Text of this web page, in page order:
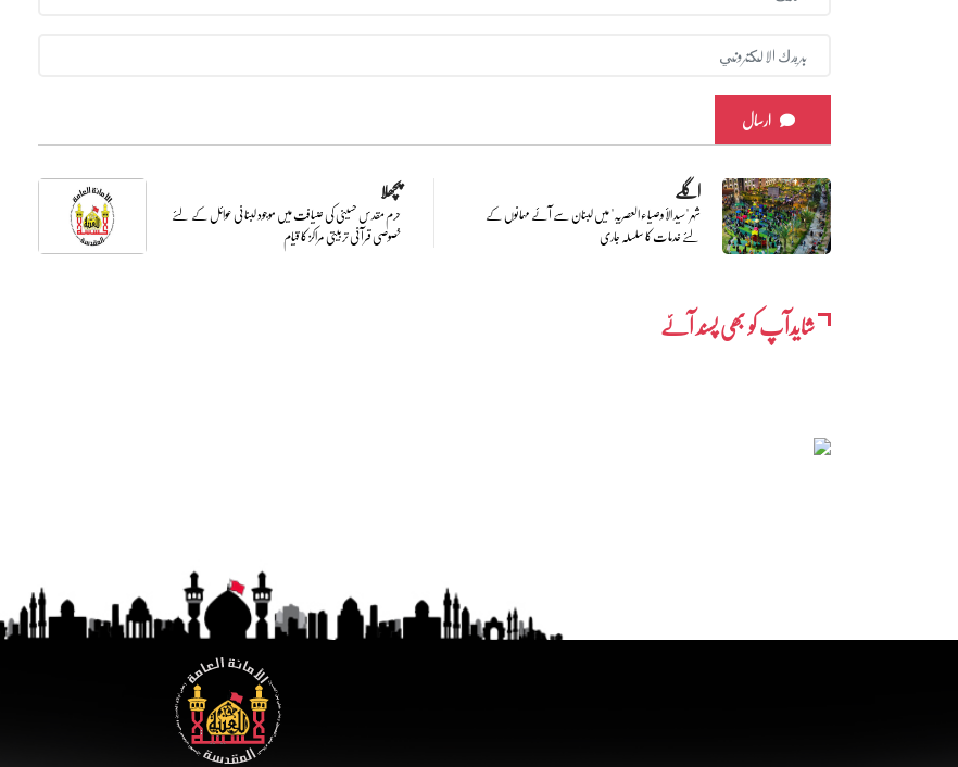
ارسال
پچھلا
حرم مقدس حسینی کی ضیافت میں موجود لبنانی عوائل کے لئے
خصوصی قرآنی تربیتی مراکز کا قیام
اگلے
شہر "سید الأوصیاء العصریہ" میں لبنان سے آئے مہمانوں کے
لئے خدمات کا سلسلہ جاری
شایدآپ کو بھی پسند آئے